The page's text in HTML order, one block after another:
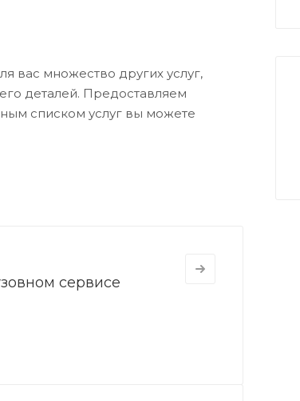
вас множество других услуг,
деталей. Предоставляем
списком услуг вы можете
сервисе